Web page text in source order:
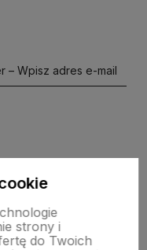
– Wpisz adres e-mail
strony i
do Twoich